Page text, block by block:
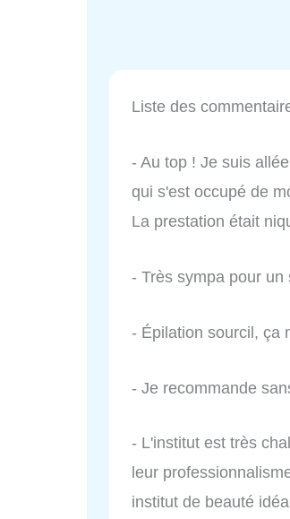
Liste des
- Au top ! Je suis
qui s'est occupé de
La prestation était
- Très sympa pour
- Épilation sourcil, ça
- Je recommande
- L'institut est très
leur
institut de beauté